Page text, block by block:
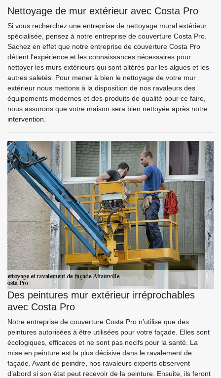
Nettoyage de mur extérieur avec Costa Pro
Si vous recherchez une entreprise de nettoyage mural extérieur
spécialisée, pensez à notre entreprise de couverture Costa Pro.
Sachez en effet que notre entreprise de couverture Costa Pro
détient l'expérience et les connaissances nécessaires pour
nettoyer les murs extérieurs qui sont altérés par les algues et les
autres saletés. Pour mener à bien le nettoyage de votre mur
extérieur nous mettons à la disposition de nos ravaleurs des
équipements modernes et des produits de qualité pour ce faire,
nous assurons que votre maison sera bien nettoyée après notre
intervention.
Des peintures mur extérieur irréprochables
avec Costa Pro
Notre entreprise de couverture Costa Pro n’utilise que des
peintures autorisées à être utilisées pour votre façade. Elles sont
écologiques, efficaces et ne sont pas nocifs pour la santé. La
mise en peinture est la plus décisive dans le ravalement de
façade. Avant de peindre, nos ravaleurs experts observent
d’abord si son état peut recevoir de la peinture. Ensuite, ils feront